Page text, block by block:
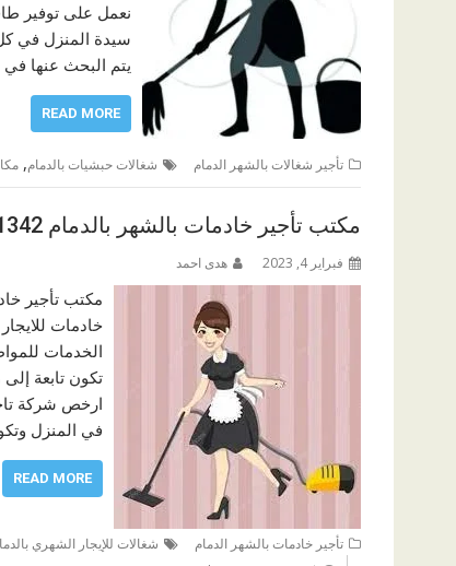
نعمل على توفير
سيدة المنزل في
يتم البحث عنها
READ MORE
تأجير شغالات بالشهر الدمام شغالات حبشيات بالدمام,
مكتب تأجير خادمات بالشهر بالدمام 0580961342
فبراير 4, 2023 هدى احمد
مكتب تأجير
خادمات
الخدمات
تكون تابعة
ارخص شركة
في المنزل
READ MORE
تأجير خادمات بالشهر الدمام شغالات للإيجار الشهري